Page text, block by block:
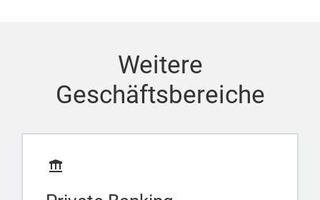
Weitere
Geschäftsbereiche